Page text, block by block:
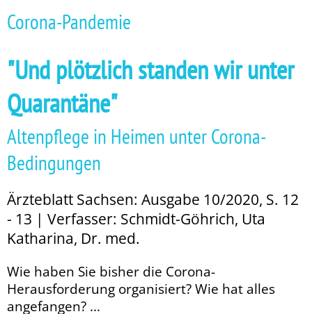
Corona-Pandemie
"Und plötzlich standen wir unter
Quarantäne"
Altenpflege in Heimen unter Corona-
Bedingungen
Ärzteblatt Sachsen: Ausgabe 10/2020, S. 12
- 13 | Verfasser: Schmidt-Göhrich, Uta
Katharina, Dr. med.
Wie haben Sie bisher die Corona-
Herausforderung organisiert? Wie hat alles
angefangen? ...